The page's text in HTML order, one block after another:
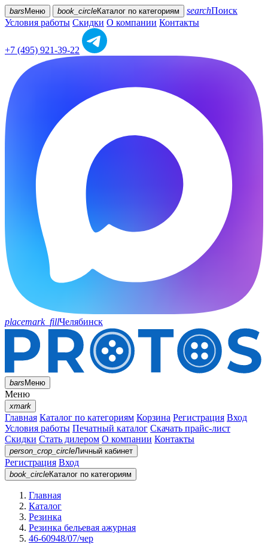
bars Меню book_circleКаталог по категориям searchПоиск
Условия работы Скидки О компании Контакты
+7 (495) 921-39-22
placemark_fillЧелябинск
barsМеню
Меню
xmark
Главная Каталог по категориям Корзина Регистрация Вход
Условия работы Печатный каталог Скачать прайс-лист
Скидки Стать дилером О компании Контакты
person_crop_circleЛичный кабинет
Регистрация Вход
book_circleКаталог по категориям
Главная
Каталог
Резинка
Резинка бельевая ажурная
46-60948/07/чер